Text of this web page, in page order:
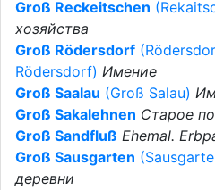
Groß Reckeitschen
хозяйства
Groß Rödersdorf
Rödersdorf) Имение
Groß Saalau (Groß Salau)
Groß Sakalehnen Старое
Groß Sandfluß Ehemal.
Groß Sausgarten
деревни